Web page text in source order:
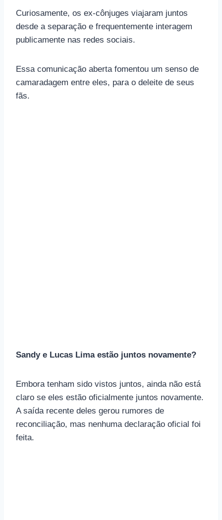
Curiosamente, os ex-cônjuges viajaram juntos
desde a separação e frequentemente interagem
publicamente nas redes sociais.
Essa comunicação aberta fomentou um senso de
camaradagem entre eles, para o deleite de seus
fãs.
Sandy e Lucas Lima estão juntos novamente?
Embora tenham sido vistos juntos, ainda não está
claro se eles estão oficialmente juntos novamente.
A saída recente deles gerou rumores de
reconciliação, mas nenhuma declaração oficial foi
feita.